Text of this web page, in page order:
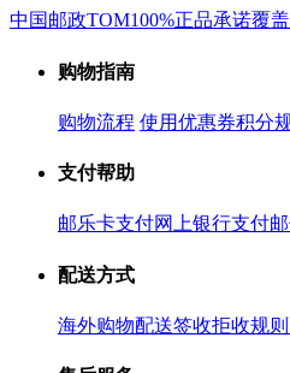
中国邮政TOM100%正品承诺覆
购物指南
购物流程 使用优惠券积分
支付帮助
邮乐卡支付网上银行支付
配送方式
海外购物配送签收拒收规则